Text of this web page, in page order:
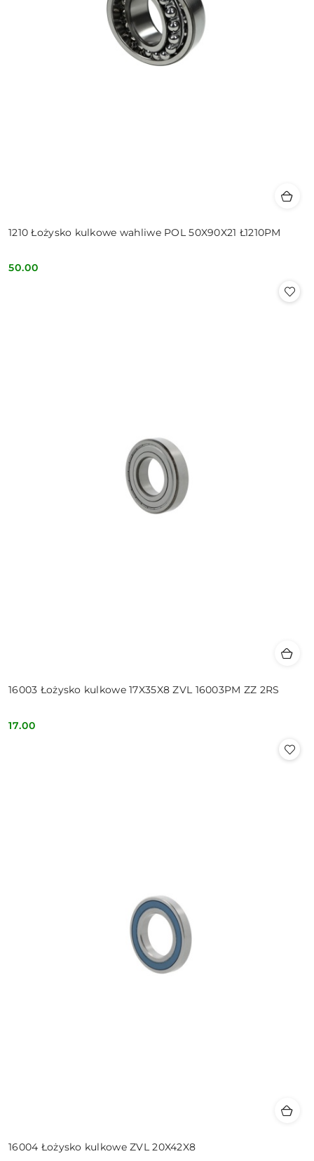
1210 Łożysko kulkowe wahliwe POL 50X90X21 Ł1210PM
Cena:
50.00
16003 Łożysko kulkowe 17X35X8 ZVL 16003PM ZZ 2RS
Cena:
17.00
16004 Łożysko kulkowe ZVL 20X42X8